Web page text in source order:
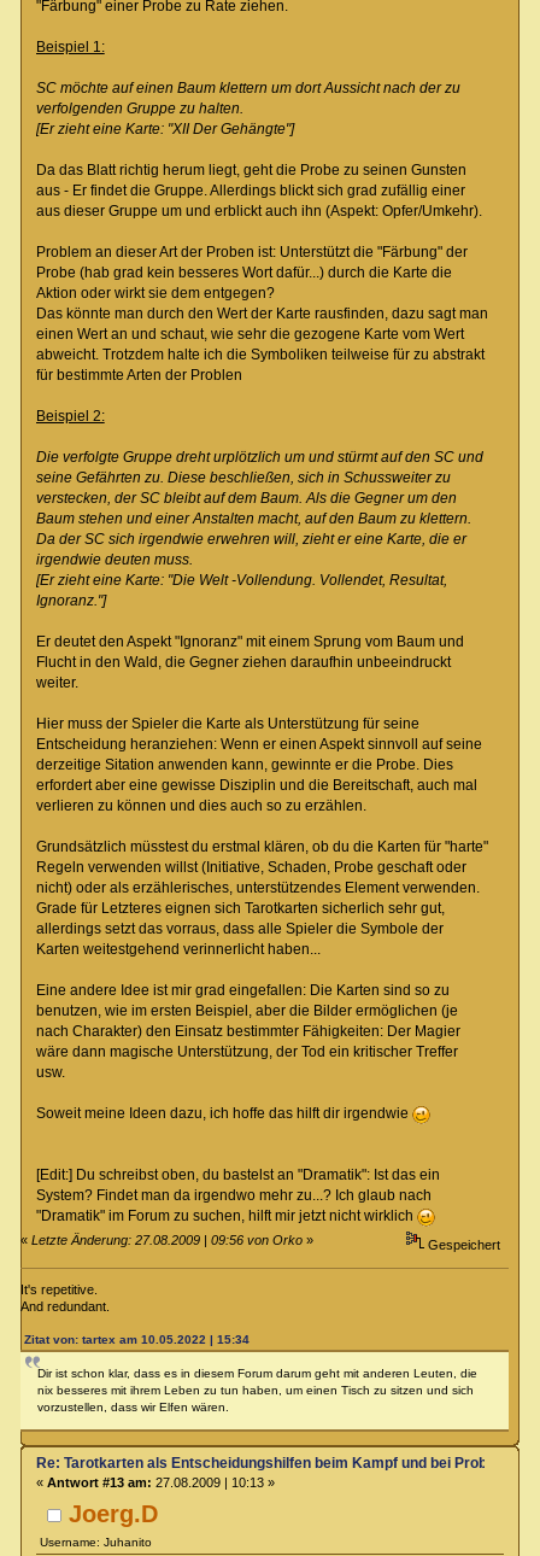
"Färbung" einer Probe zu Rate ziehen.
Beispiel 1:
SC möchte auf einen Baum klettern um dort Aussicht nach der zu
verfolgenden Gruppe zu halten.
[Er zieht eine Karte: "XII Der Gehängte"]
Da das Blatt richtig herum liegt, geht die Probe zu seinen Gunsten
aus - Er findet die Gruppe. Allerdings blickt sich grad zufällig einer
aus dieser Gruppe um und erblickt auch ihn (Aspekt: Opfer/Umkehr).
Problem an dieser Art der Proben ist: Unterstützt die "Färbung" der
Probe (hab grad kein besseres Wort dafür...) durch die Karte die
Aktion oder wirkt sie dem entgegen?
Das könnte man durch den Wert der Karte rausfinden, dazu sagt man
einen Wert an und schaut, wie sehr die gezogene Karte vom Wert
abweicht. Trotzdem halte ich die Symboliken teilweise für zu abstrakt
für bestimmte Arten der Problen
Beispiel 2:
Die verfolgte Gruppe dreht urplötzlich um und stürmt auf den SC und
seine Gefährten zu. Diese beschließen, sich in Schussweiter zu
verstecken, der SC bleibt auf dem Baum. Als die Gegner um den
Baum stehen und einer Anstalten macht, auf den Baum zu klettern.
Da der SC sich irgendwie erwehren will, zieht er eine Karte, die er
irgendwie deuten muss.
[Er zieht eine Karte: "Die Welt -Vollendung. Vollendet, Resultat,
Ignoranz."]
Er deutet den Aspekt "Ignoranz" mit einem Sprung vom Baum und
Flucht in den Wald, die Gegner ziehen daraufhin unbeeindruckt
weiter.
Hier muss der Spieler die Karte als Unterstützung für seine
Entscheidung heranziehen: Wenn er einen Aspekt sinnvoll auf seine
derzeitige Sitation anwenden kann, gewinnte er die Probe. Dies
erfordert aber eine gewisse Disziplin und die Bereitschaft, auch mal
verlieren zu können und dies auch so zu erzählen.
Grundsätzlich müsstest du erstmal klären, ob du die Karten für "harte"
Regeln verwenden willst (Initiative, Schaden, Probe geschaft oder
nicht) oder als erzählerisches, unterstützendes Element verwenden.
Grade für Letzteres eignen sich Tarotkarten sicherlich sehr gut,
allerdings setzt das vorraus, dass alle Spieler die Symbole der
Karten weitestgehend verinnerlicht haben...
Eine andere Idee ist mir grad eingefallen: Die Karten sind so zu
benutzen, wie im ersten Beispiel, aber die Bilder ermöglichen (je
nach Charakter) den Einsatz bestimmter Fähigkeiten: Der Magier
wäre dann magische Unterstützung, der Tod ein kritischer Treffer
usw.
Soweit meine Ideen dazu, ich hoffe das hilft dir irgendwie
[Edit:] Du schreibst oben, du bastelst an "Dramatik": Ist das ein
System? Findet man da irgendwo mehr zu...? Ich glaub nach
"Dramatik" im Forum zu suchen, hilft mir jetzt nicht wirklich
«Letzte Änderung: 27.08.2009 | 09:56 von Orko » Gespeichert
It's repetitive.
And redundant.
Zitat von: tartex am 10.05.2022 | 15:34
Dir ist schon klar, dass es in diesem Forum darum geht mit anderen Leuten, die
nix besseres mit ihrem Leben zu tun haben, um einen Tisch zu sitzen und sich
vorzustellen, dass wir Elfen wären.
Joerg.D
Username: Juhanito
Re: Tarotkarten als Entscheidungshilfen beim Kampf und bei Proben
« Antwort #13 am: 27.08.2009 | 10:13 »